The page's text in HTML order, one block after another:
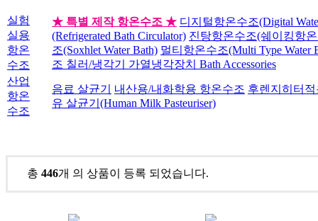
실험
실용
항온
수조
★ 특별 제작 항온수조 ★ 디지털항온수조(Digital
(Refrigerated Bath Circulator) 진탕항온수조(쉐이킹항온
조(Soxhlet Water Bath) 멀티항온수조(Multi Type Water
조 칠러/냉각기 가열냉각장치 Bath Accessories
산업
항온
수조
음료 살균기 내산용/내화학용 항온수조 후렌지히터
유 살균기(Human Milk Pasteuriser)
총 446개 의 상품이 등록 되었습니다.